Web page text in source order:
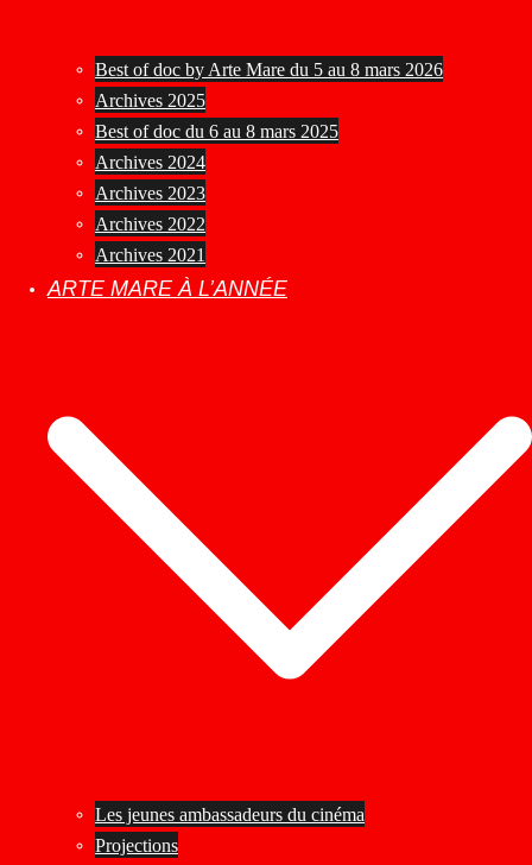
Best of doc by Arte Mare du 5 au 8 mars 2026
Archives 2025
Best of doc du 6 au 8 mars 2025
Archives 2024
Archives 2023
Archives 2022
Archives 2021
ARTE MARE À L’ANNÉE
Les jeunes ambassadeurs du cinéma
Projections